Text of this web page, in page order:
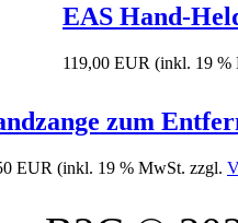
EAS Hand-
119,00 EUR (inkl. 19
zum
EUR (inkl. 19 % MwSt. zzgl.